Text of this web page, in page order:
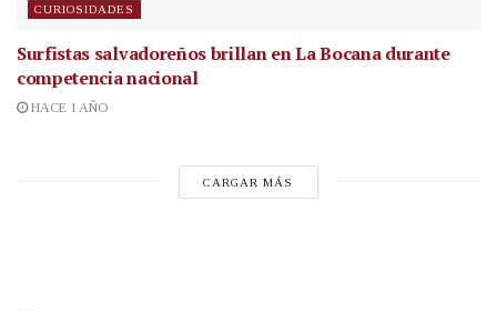
CURIOSIDADES
Surfistas salvadoreños brillan en La Bocana durante
competencia nacional
HACE 1 AÑO
CARGAR MÁS